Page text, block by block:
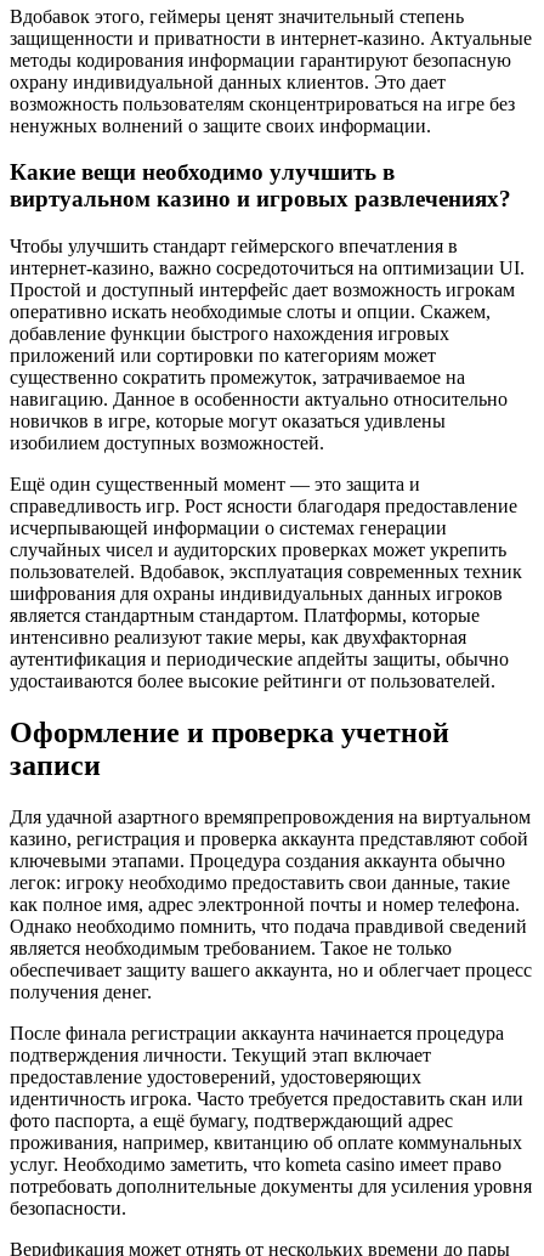
Вдобавок этого, геймеры ценят значительный степень
защищенности и приватности в интернет-казино. Актуальные
методы кодирования информации гарантируют безопасную
охрану индивидуальной данных клиентов. Это дает
возможность пользователям сконцентрироваться на игре без
ненужных волнений о защите своих информации.
Какие вещи необходимо улучшить в
виртуальном казино и игровых развлечениях?
Чтобы улучшить стандарт геймерского впечатления в
интернет-казино, важно сосредоточиться на оптимизации UI.
Простой и доступный интерфейс дает возможность игрокам
оперативно искать необходимые слоты и опции. Скажем,
добавление функции быстрого нахождения игровых
приложений или сортировки по категориям может
существенно сократить промежуток, затрачиваемое на
навигацию. Данное в особенности актуально относительно
новичков в игре, которые могут оказаться удивлены
изобилием доступных возможностей.
Ещё один существенный момент — это защита и
справедливость игр. Рост ясности благодаря предоставление
исчерпывающей информации о системах генерации
случайных чисел и аудиторских проверках может укрепить
пользователей. Вдобавок, эксплуатация современных техник
шифрования для охраны индивидуальных данных игроков
является стандартным стандартом. Платформы, которые
интенсивно реализуют такие меры, как двухфакторная
аутентификация и периодические апдейты защиты, обычно
удостаиваются более высокие рейтинги от пользователей.
Оформление и проверка учетной
записи
Для удачной азартного времяпрепровождения на виртуальном
казино, регистрация и проверка аккаунта представляют собой
ключевыми этапами. Процедура создания аккаунта обычно
легок: игроку необходимо предоставить свои данные, такие
как полное имя, адрес электронной почты и номер телефона.
Однако необходимо помнить, что подача правдивой сведений
является необходимым требованием. Такое не только
обеспечивает защиту вашего аккаунта, но и облегчает процесс
получения денег.
После финала регистрации аккаунта начинается процедура
подтверждения личности. Текущий этап включает
предоставление удостоверений, удостоверяющих
идентичность игрока. Часто требуется предоставить скан или
фото паспорта, а ещё бумагу, подтверждающий адрес
проживания, например, квитанцию об оплате коммунальных
услуг. Необходимо заметить, что kometa casino имеет право
потребовать дополнительные документы для усиления уровня
безопасности.
Верификация может отнять от нескольких времени до пары